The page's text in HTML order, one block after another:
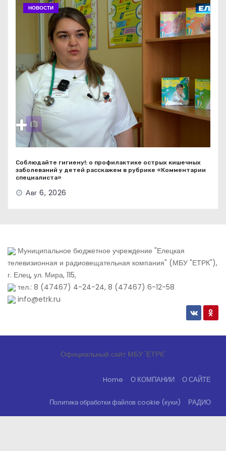
НОВОСТИ
Соблюдайте гигиену!: о профилактике острых кишечных
заболеваний у детей расскажем в рубрике «Комментарии
специалиста»
Авг 6, 2026
Муниципальное бюджетное учреждение "Елецкая
телевизионная и радиовещательная компания" (МБУ "ЕТРК"),
г. Елец, ул. Мира, 115,
тел.: 8 (47467) 4-24-24, 8 (47467) 6-12-58
info@etrk.ru
Официальный сайт МБУ 'ЕТРК'
Home О КОМПАНИИ О САЙТЕ
Политика обработки файлов cookie (куки) РАДИО